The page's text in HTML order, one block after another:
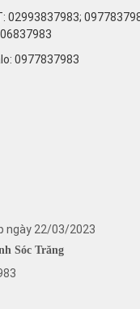
02993837983;
0977837983
ngày 22/03/2023
Sóc Trăng